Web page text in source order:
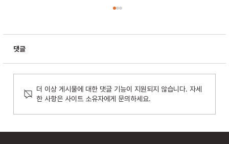
댓글
더 이상 게시물에 대한 댓글 기능이 지원되지 않습니다. 자세
한 사항은 사이트 소유자에게 문의하세요.